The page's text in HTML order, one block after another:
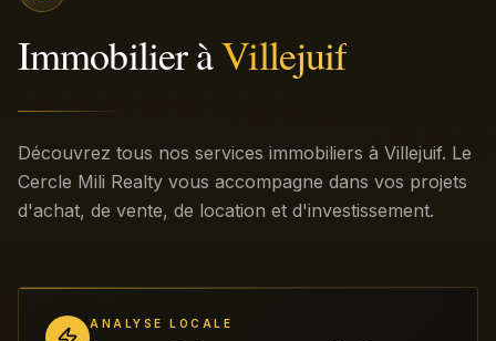
Immobilier àVillejuif
Découvrez tous nos services immobiliers à Villejuif. Le
Cercle Mili Realty vous accompagne dans vos projets
d'achat, de vente, de location et d'investissement.
ANALYSE LOCALE